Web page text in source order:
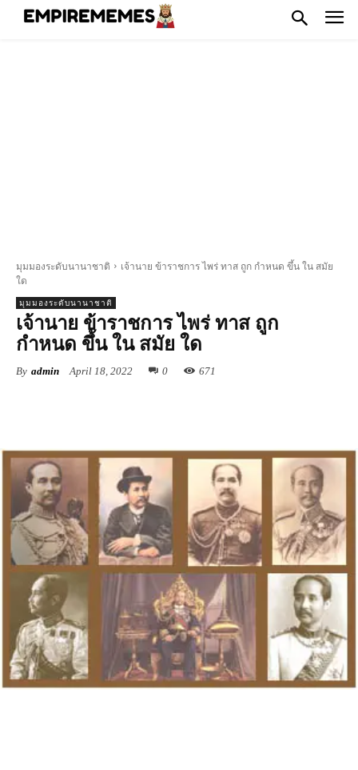
มุมมองระดับนานาชาติ
เจ้านาย ข้าราชการ ไพร่ ทาส ถูก กำหนด ขึ้น ใน สมัย
ใด
มุมมองระดับนานาชาติ
เจ้านาย ข้าราชการ ไพร่ ทาส ถูก
กำหนด ขึ้น ใน สมัย ใด
By admin April 18, 2022 0 671